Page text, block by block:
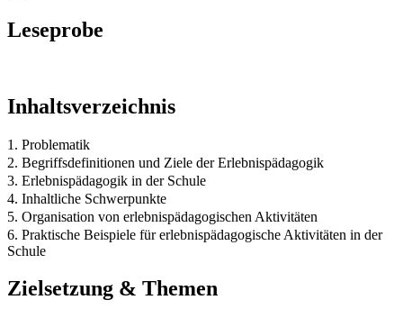
Leseprobe
Inhaltsverzeichnis
1. Problematik
2. Begriffsdefinitionen und Ziele der Erlebnispädagogik
3. Erlebnispädagogik in der Schule
4. Inhaltliche Schwerpunkte
5. Organisation von erlebnispädagogischen Aktivitäten
6. Praktische Beispiele für erlebnispädagogische Aktivitäten in der
Schule
Zielsetzung & Themen